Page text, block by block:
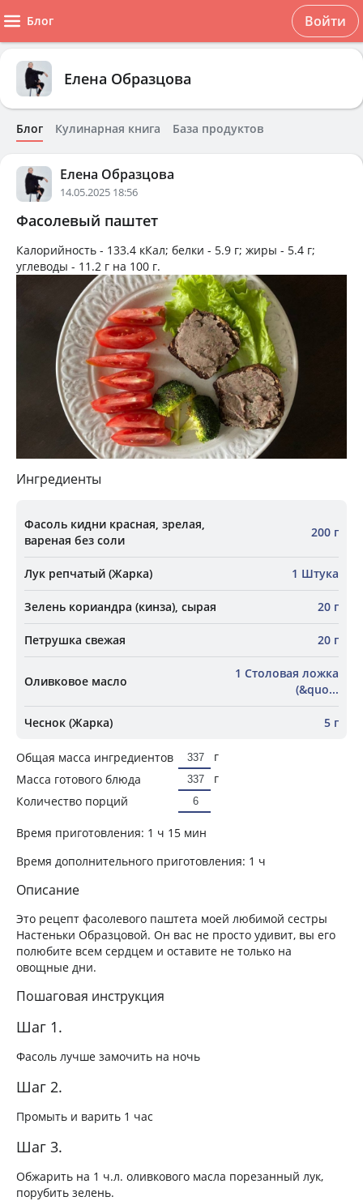
Блог Войти
Елена Образцова
Блог Кулинарная книга База продуктов
Елена Образцова
14.05.2025 18:56
Фасолевый паштет
Калорийность - 133.4 кКал; белки - 5.9 г; жиры - 5.4 г;
углеводы - 11.2 г на 100 г.
Ингредиенты
Фасоль кидни красная, зрелая,
вареная без соли
200 г
Лук репчатый (Жарка) 1 Штука
Зелень кориандра (кинза), сырая 20 г
Петрушка свежая 20 г
Оливковое масло
1 Столовая ложка
(&quo...
Чеснок (Жарка) 5 г
Общая масса ингредиентов
г
Масса готового блюда
г
Количество порций
Время приготовления: 1 ч 15 мин
Время дополнительного приготовления: 1 ч
Описание
Это рецепт фасолевого паштета моей любимой сестры
Настеньки Образцовой. Он вас не просто удивит, вы его
полюбите всем сердцем и оставите не только на
овощные дни.
Пошаговая инструкция
Шаг 1.
Фасоль лучше замочить на ночь
Шаг 2.
Промыть и варить 1 час
Шаг 3.
Обжарить на 1 ч.л. оливкового масла порезанный лук,
порубить зелень.